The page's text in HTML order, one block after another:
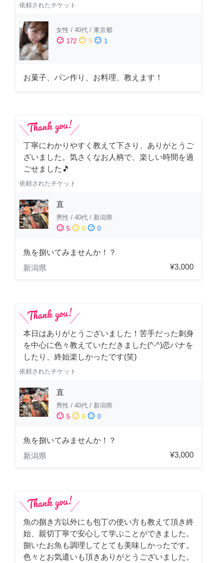
依頼されたチケット
女性 / 40代 / 東京都
sentiment_satisfied 172 sentiment_neutral 5 sentiment_dissatisfied 1
お菓子、パン作り、お料理、教えます！
丁寧にわかりやすく教えて下さり、ありがとうご
ざいました。気さくなお人柄で、楽しい時間を過
ごせました🎵
依頼されたチケット
直
男性 / 40代 / 新潟県
sentiment_satisfied 5 sentiment_neutral 0 sentiment_dissatisfied 0
魚を捌いてみませんか！？
新潟県
¥3,000
本日はありがとうございました！苦手だった刺身
を中心に色々教えていただきました(^-^)恋バナを
したり、終始楽しかったです(笑)
依頼されたチケット
直
男性 / 40代 / 新潟県
sentiment_satisfied 5 sentiment_neutral 0 sentiment_dissatisfied 0
魚を捌いてみませんか！？
新潟県
¥3,000
魚の捌き方以外にも包丁の使い方も教えて頂き終
始、親切丁寧で安心して学ぶことができました。
捌いたお魚も調理してとても美味しかったです。
色々とお気遣いも頂きありがとうございました。